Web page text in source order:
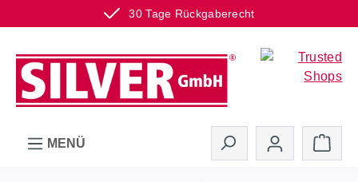
30 Tage Rückgaberecht
Zum Hauptinhalt springen
MENÜ